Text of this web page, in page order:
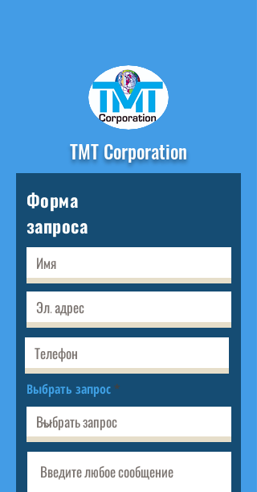
TMT Corporation
Форма
запроса
Выбрать запрос